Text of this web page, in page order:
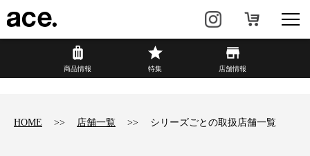
商品情報
商品情報 特集 店舗情報
HOME 店舗一覧 シリーズごとの取扱店舗一覧